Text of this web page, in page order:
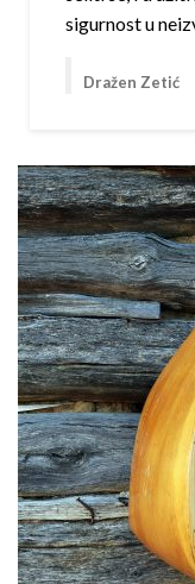
sigurnost u
Dražen Zetić